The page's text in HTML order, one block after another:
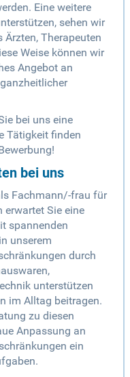
Eine weitere
sehen wir
Therapeuten
Weise können wir
Angebot an
bei uns eine
Tätigkeit finden
bei uns
Fachmann/-frau für
Sie eine
spannenden
unserem
durch
unterstützen
im Alltag beitragen.
zu diesen
Anpassung an
ein